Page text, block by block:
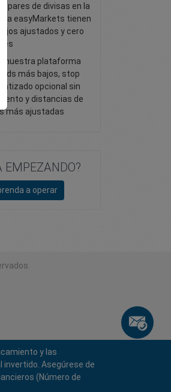
pares de divisas en la
easyMarkets tienen
fijos ajustados y cero
nuestra plataforma
más bajos, stop
opcional sin
y distancias de
más ajustadas
EMPEZANDO?
a operar
y las
invertido. Asegúrese de
(Número de